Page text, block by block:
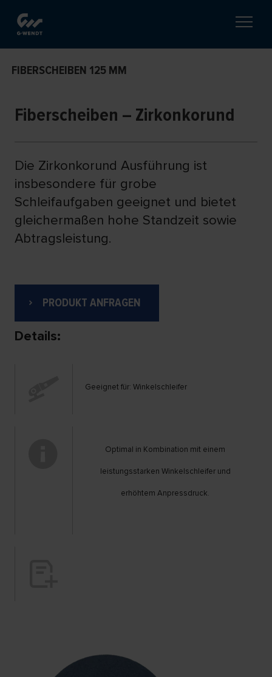
FIBERSCHEIBEN 125 MM
Fiberscheiben – Zirkonkorund
Die Zirkonkorund Ausführung ist
insbesondere für grobe
Schleifaufgaben geeignet und bietet
gleichermaßen hohe Standzeit sowie
Abtragsleistung.
PRODUKT ANFRAGEN
Details:
Geeignet für: Winkelschleifer
Optimal in Kombination mit einem
leistungsstarken Winkelschleifer und
erhöhtem Anpressdruck.